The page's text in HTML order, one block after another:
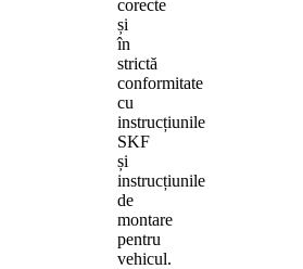
corecte
și
în
strictă
conformitate
cu
instrucțiunile
SKF
și
instrucțiunile
de
montare
pentru
vehicul.